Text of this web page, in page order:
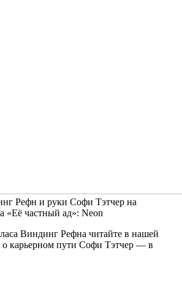
Рефн и руки Софи Тэтчер на
«Её частный ад»: Neon
Виндинг Рефна читайте в нашей
о карьерном пути Софи Тэтчер — в